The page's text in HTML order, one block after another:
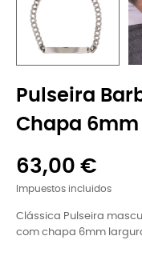
Pulseira
Chapa 6mm
63,00 €
Impuestos incluidos
Clássica Pulseira
com chapa 6mm